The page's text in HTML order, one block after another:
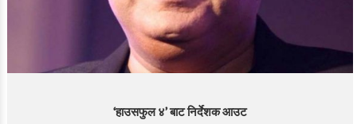
‘हाउसफुल ४’ बाट निर्देशक आउट